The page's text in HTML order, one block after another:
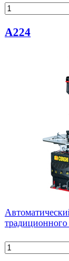
А224
традиционного